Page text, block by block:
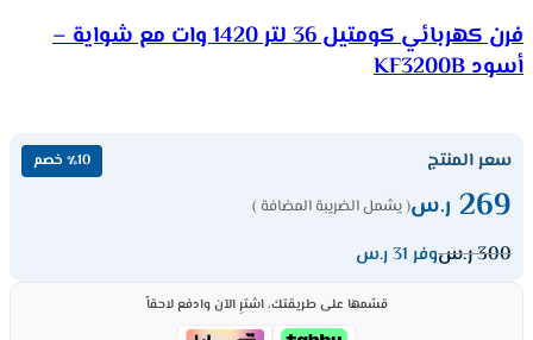
فرن كهربائي كومتيل 36 لتر 1420 وات مع شواية –
أسود KF3200B
سعر المنتج ٪10 خصم
269 ر.س( يشمل الضريبة المضافة )
300ر.سوفر 31 ر.س
قسّمها على طريقتك، اشترِ الآن وادفع لاحقاً